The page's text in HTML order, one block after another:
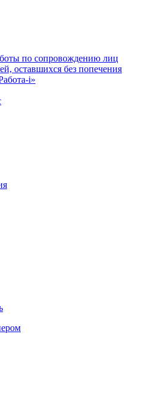
по сопровождению лиц
оставшихся без попечения
i»